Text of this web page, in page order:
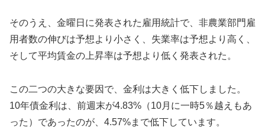
そのうえ、金曜日に発表された雇用統計で、非農業部門雇
用者数の伸びは予想より小さく、失業率は予想より高く、
そして平均賃金の上昇率は予想より低く発表された。
この二つの大きな要因で、金利は大きく低下しました。
10年債金利は、前週末が4.83%（10月に一時5％越えもあ
った）であったのが、4.57%まで低下しています。